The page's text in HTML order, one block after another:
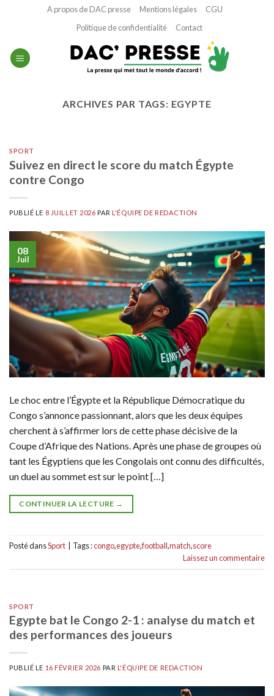
A propos de DAC presse Mentions légales
CGU
Politique de confidentialité
Contact
ARCHIVES PAR TAGS: EGYPTE
SPORT
Suivez en direct le score du match Égypte
contre Congo
PUBLIÉ LE 8 JUILLET 2026 PARL'ÉQUIPE DE REDACTION
08
Juil
Le choc entre l’Égypte et la République Démocratique du
Congo s’annonce passionnant, alors que les deux équipes
cherchent à s’affirmer lors de cette phase décisive de la
Coupe d’Afrique des Nations. Après une phase de groupes où
tant les Égyptiens que les Congolais ont connu des difficultés,
un duel au sommet est sur le point […]
CONTINUER LA LECTURE →
Posté dansSport Tags :congo,egypte,football,match,score
Laissez un commentaire
SPORT
Egypte bat le Congo 2-1 : analyse du match et
des performances des joueurs
PUBLIÉ LE 16 FÉVRIER 2026 PAR L'ÉQUIPE DE REDACTION